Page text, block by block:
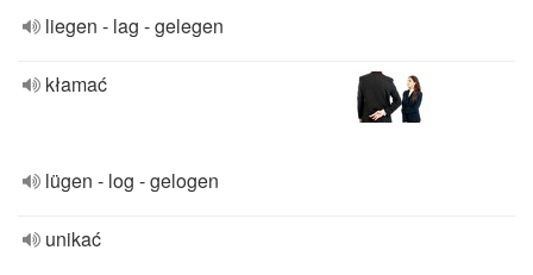
liegen - lag - gelegen
kłamać
lügen - log - gelogen
unikać